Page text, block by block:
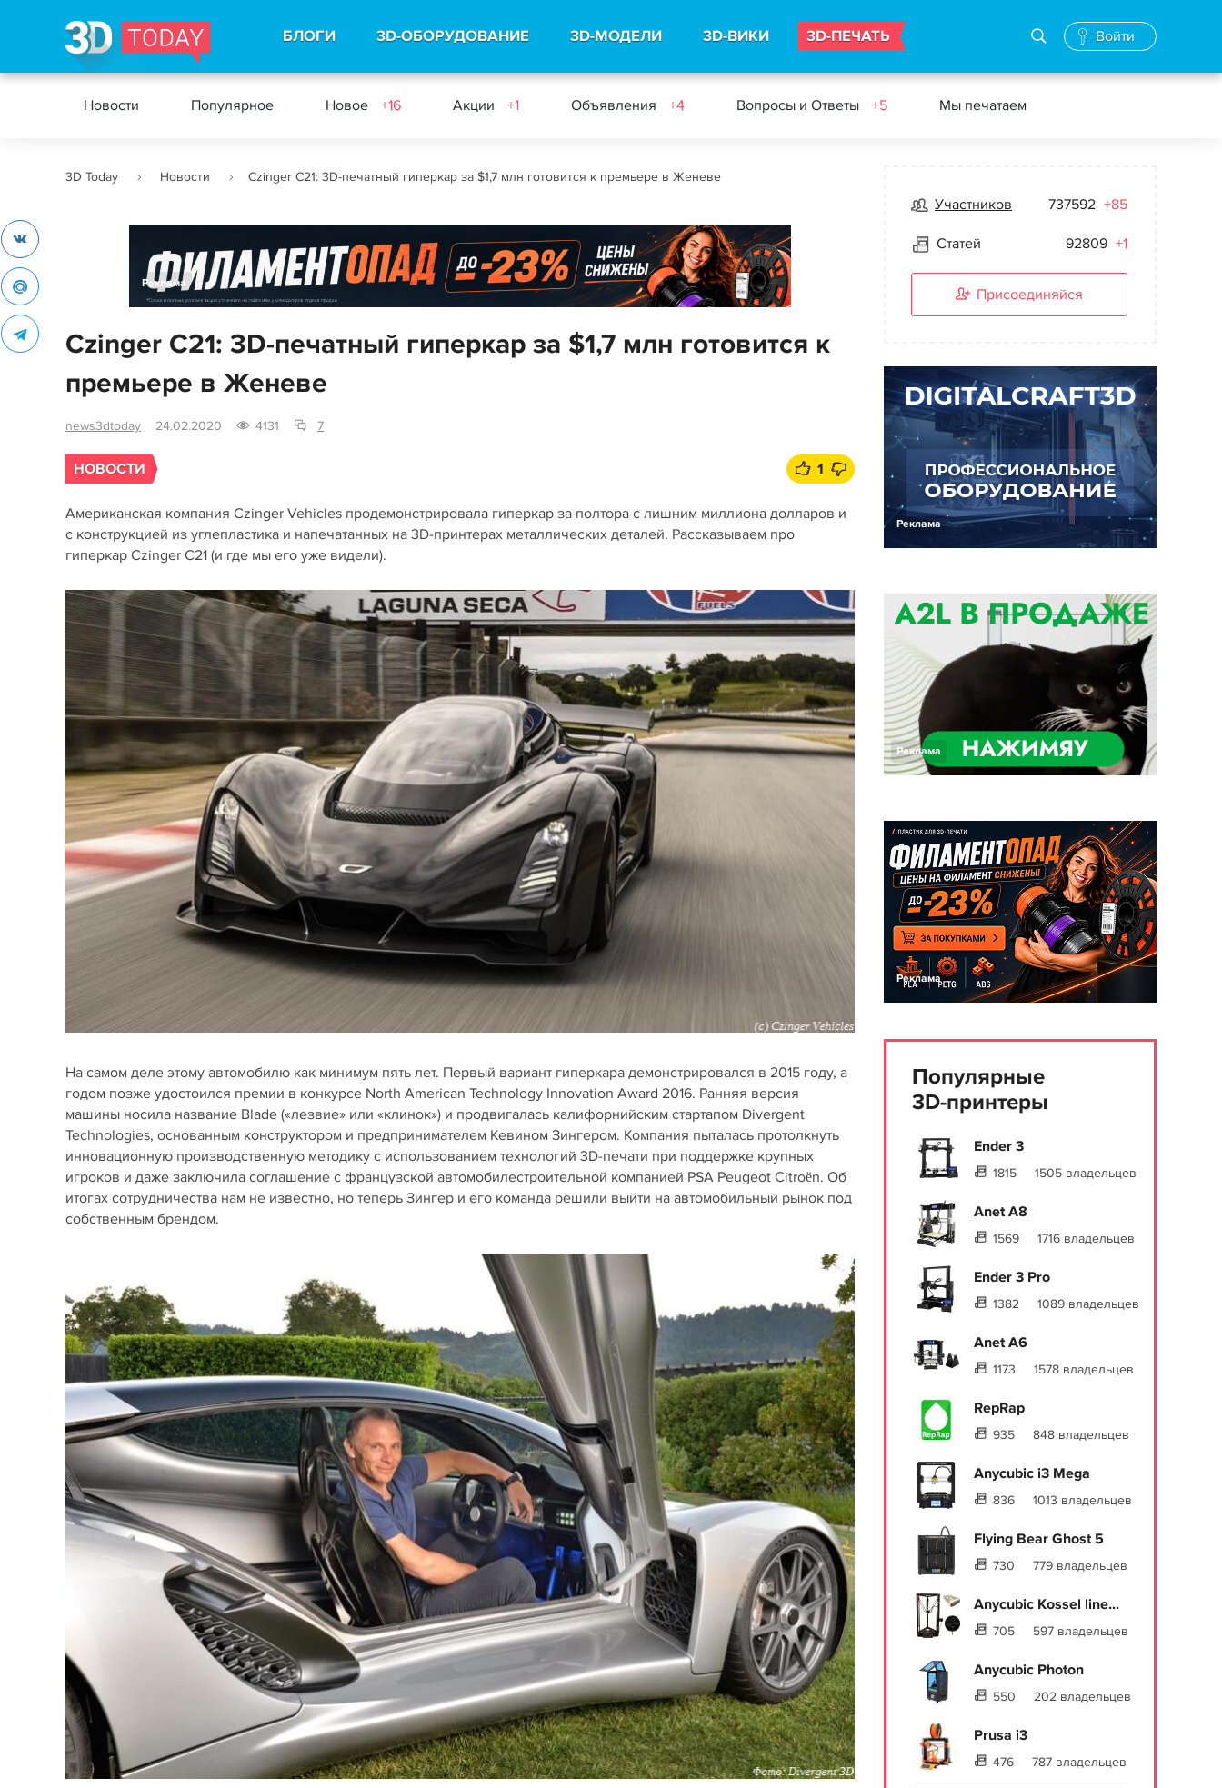
БЛОГИ 3D-ОБОРУДОВАНИЕ 3D-МОДЕЛИ 3D-ВИКИ 3D-ПЕЧАТЬ Войти
Новости Популярное Новое +16 Акции +1 Объявления +4 Вопросы и Ответы +5 Мы печатаем
3D Today Новости Czinger C21: 3D-печатный гиперкар за $1,7 млн готовится к премьере в Женеве
Реклама
Czinger C21: 3D-печатный гиперкар за $1,7 млн готовится к
премьере в Женеве
news3dtoday 24.02.2020 4131 7
НОВОСТИ 1
Американская компания Czinger Vehicles продемонстрировала гиперкар за полтора с лишним миллиона долларов и
с конструкцией из углепластика и напечатанных на 3D-принтерах металлических деталей. Рассказываем про
гиперкар Czinger C21 (и где мы его уже видели).
На самом деле этому автомобилю как минимум пять лет. Первый вариант гиперкара демонстрировался в 2015 году, а
годом позже удостоился премии в конкурсе North American Technology Innovation Award 2016. Ранняя версия
машины носила название Blade («лезвие» или «клинок») и продвигалась калифорнийским стартапом Divergent
Technologies, основанным конструктором и предпринимателем Кевином Зингером. Компания пыталась протолкнуть
инновационную производственную методику с использованием технологий 3D-печати при поддержке крупных
игроков и даже заключила соглашение с французской автомобилестроительной компанией PSA Peugeot Citroën. Об
итогах сотрудничества нам не известно, но теперь Зингер и его команда решили выйти на автомобильный рынок под
собственным брендом.
Участников 737592 +85
Статей 92809 +1
Присоединяйся
Реклама
Реклама
Реклама
Популярные
3D-принтеры
Ender 3
1815 1505 владельцев
Anet A8
1569 1716 владельцев
Ender 3 Pro
1382 1089 владельцев
Anet A6
1173 1578 владельцев
RepRap
935 848 владельцев
Anycubic i3 Mega
836 1013 владельцев
Flying Bear Ghost 5
730 779 владельцев
Anycubic Kossel line...
705 597 владельцев
Anycubic Photon
550 202 владельцев
Prusa i3
476 787 владельцев